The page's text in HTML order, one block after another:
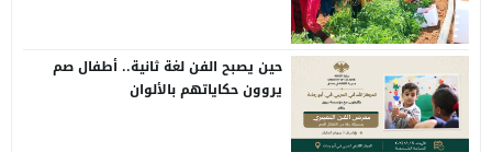
حين يصبح الفن لغة ثانية.. أطفال صم
يروون حكاياتهم بالألوان